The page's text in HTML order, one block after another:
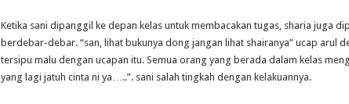
Ketika sani dipanggil ke depan kelas untuk membacakan tugas, sharia juga
berdebar-debar. “san, lihat bukunya dong jangan lihat shairanya” ucap arul
tersipu malu dengan ucapan itu. Semua orang yang berada dalam kelas
yang lagi jatuh cinta ni ya…..”. sani salah tingkah dengan kelakuannya.